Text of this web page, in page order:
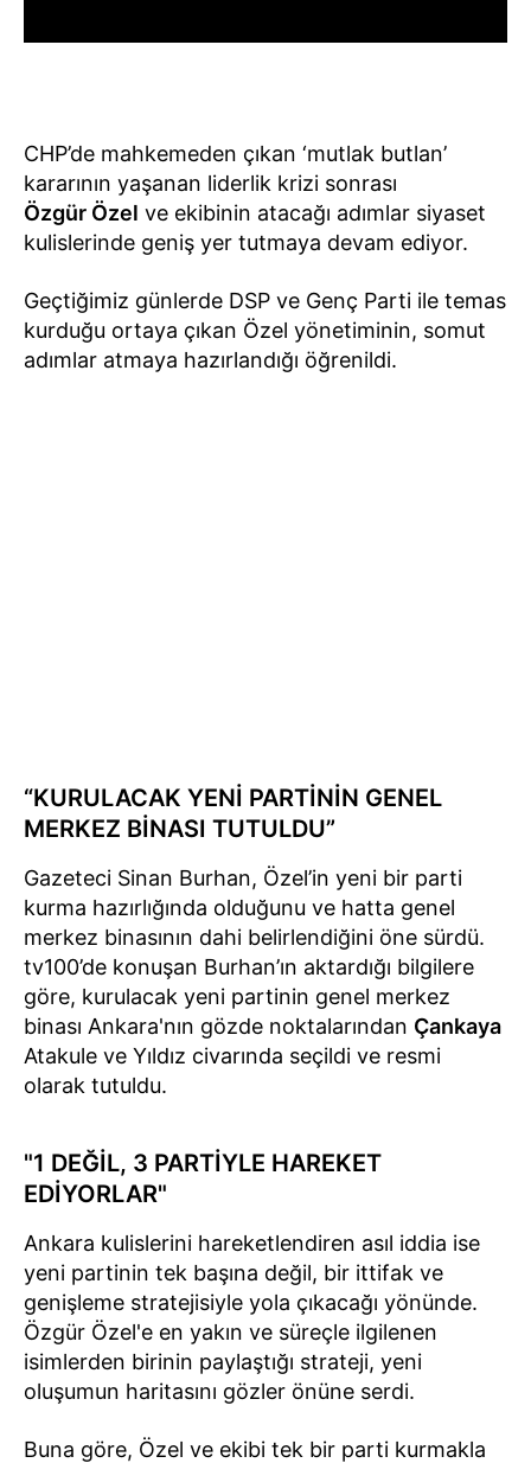
CHP’de mahkemeden çıkan ‘mutlak butlan’
kararının yaşanan liderlik krizi sonrası
Özgür Özel ve ekibinin atacağı adımlar siyaset
kulislerinde geniş yer tutmaya devam ediyor.
Geçtiğimiz günlerde DSP ve Genç Parti ile temas
kurduğu ortaya çıkan Özel yönetiminin, somut
adımlar atmaya hazırlandığı öğrenildi.
“KURULACAK YENİ PARTİNİN GENEL
MERKEZ BİNASI TUTULDU”
Gazeteci Sinan Burhan, Özel’in yeni bir parti
kurma hazırlığında olduğunu ve hatta genel
merkez binasının dahi belirlendiğini öne sürdü.
tv100’de konuşan Burhan’ın aktardığı bilgilere
göre, kurulacak yeni partinin genel merkez
binası Ankara'nın gözde noktalarından Çankaya
Atakule ve Yıldız civarında seçildi ve resmi
olarak tutuldu.
"1 DEĞİL, 3 PARTİYLE HAREKET
EDİYORLAR"
Ankara kulislerini hareketlendiren asıl iddia ise
yeni partinin tek başına değil, bir ittifak ve
genişleme stratejisiyle yola çıkacağı yönünde.
Özgür Özel'e en yakın ve süreçle ilgilenen
isimlerden birinin paylaştığı strateji, yeni
oluşumun haritasını gözler önüne serdi.
Buna göre, Özel ve ekibi tek bir parti kurmakla